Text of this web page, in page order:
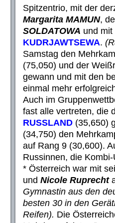
Spitzentrio, mit der
Margarita MAMUN,
SOLDATOWA und
KUDRJAWTSEWA.
Samstag den
(75,050) und der
gewann und mit den
einmal mehr
Auch im
fast alle vertreten, die
RUSSLAND (35,650)
(34,750) den
auf Rang 9 (30,600).
Russinnen, die
* Österreich war mit
und Nicole Ruprecht
Gymnastin aus den
besten 30 in den
Reifen). Die